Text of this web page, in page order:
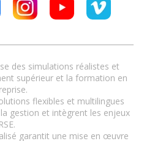
des simulations réalistes et
supérieur et la formation en
flexibles et multilingues
gestion et intègrent les enjeux
RSE.
garantit une mise en œuvre